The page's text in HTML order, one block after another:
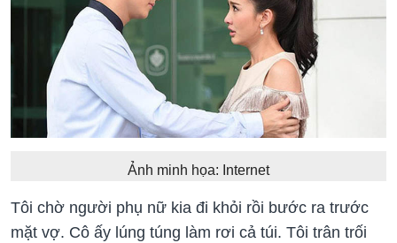
Ảnh minh họa: Internet
Tôi chờ người phụ nữ kia đi khỏi rồi bước ra trước
mặt vợ. Cô ấy lúng túng làm rơi cả túi. Tôi trân trối